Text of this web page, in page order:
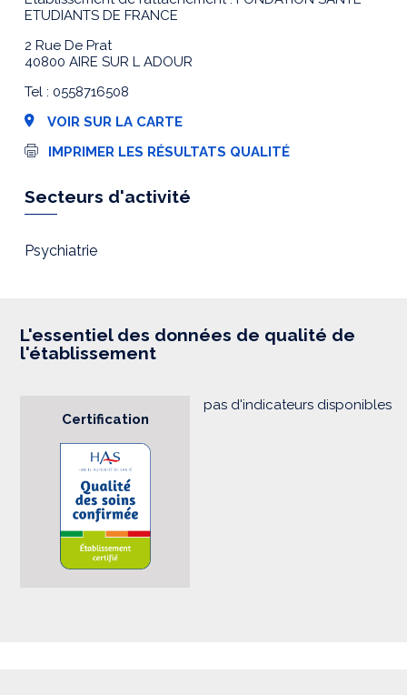
ETUDIANTS DE FRANCE
2 Rue De Prat
40800 AIRE SUR L ADOUR
Tel : 0558716508
VOIR SUR LA CARTE
I
e
s
i
o
IMPRIMER LES RÉSULTATS QUALITÉ
Secteurs d'activité
Psychiatrie
L'essentiel des données de qualité de
l'établissement
Certification
pas d'indicateurs disponibles